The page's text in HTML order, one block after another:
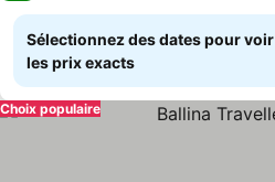
Sélectionnez des dates pour voir
les prix exacts
Choix populaire